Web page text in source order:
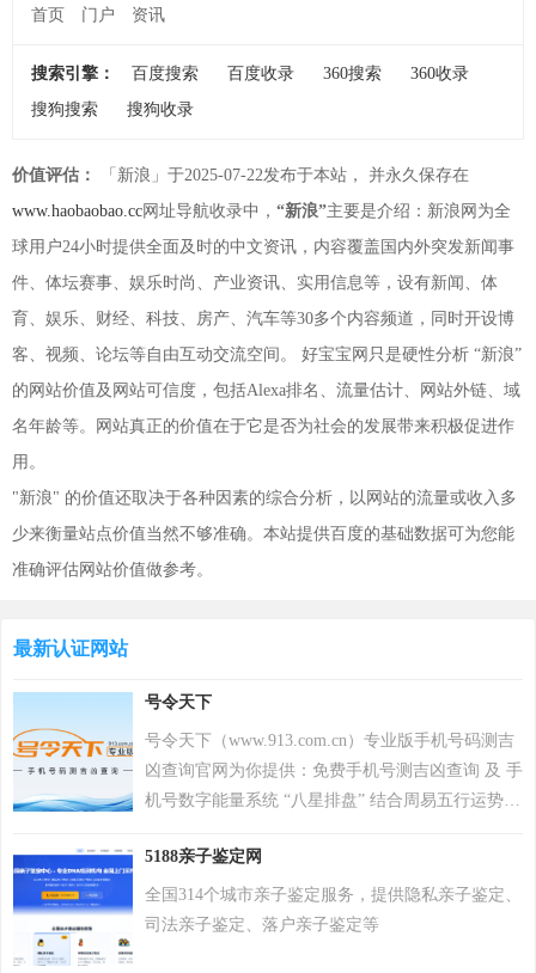
首页
门户 资讯
搜索引擎： 百度搜索 百度收录 360搜索
360收录
搜狗搜索
搜狗收录
价值评估：
「新浪」于2025-07-22发布于本站， 并永久保存在
www.haobaobao.cc网址导航收录中， “新浪”主要是介绍：新浪网为全
球用户24小时提供全面及时的中文资讯，内容覆盖国内外突发新闻事
件、体坛赛事、娱乐时尚、产业资讯、实用信息等，设有新闻、体
育、娱乐、财经、科技、房产、汽车等30多个内容频道，同时开设博
客、视频、论坛等自由互动交流空间。 好宝宝网只是硬性分析 “新浪”
的网站价值及网站可信度，包括Alexa排名、流量估计、网站外链、域
名年龄等。网站真正的价值在于它是否为社会的发展带来积极促进作
用。
"新浪" 的价值还取决于各种因素的综合分析，以网站的流量或收入多
少来衡量站点价值当然不够准确。本站提供百度的基础数据可为您能
准确评估网站价值做参考。
最新认证网站
号令天下
号令天下（www.913.com.cn）专业版手机号码测吉
凶查询官网为你提供：免费手机号测吉凶查询 及 手
机号数字能量系统 “八星排盘” 结合周易五行运势来
下官网手机号码测吉凶查询系统，专业最新版、超
准，靠谱！
5188亲子鉴定网
全国314个城市亲子鉴定服务，提供隐私亲子鉴定、
司法亲子鉴定、落户亲子鉴定等